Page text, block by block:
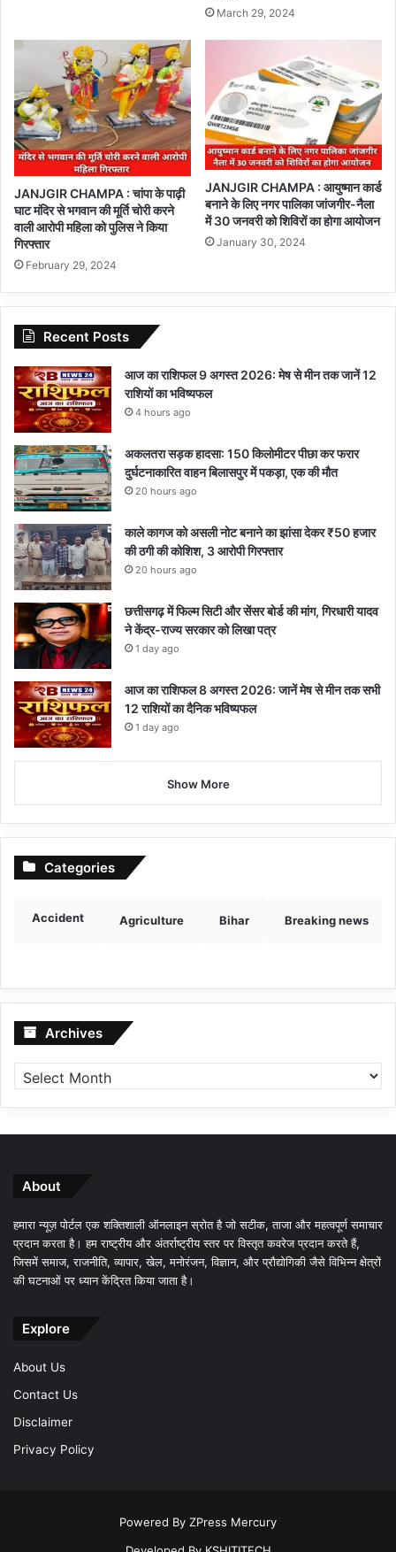
March 29, 2024
JANJGIR CHAMPA : चांपा के पाढ़ी
घाट मंदिर से भगवान की मूर्ति चोरी करने
वाली आरोपी महिला को पुलिस ने किया
गिरफ्तार
February 29, 2024
JANJGIR CHAMPA : आयुष्मान कार्ड
बनाने के लिए नगर पालिका जांजगीर-नैला
में 30 जनवरी को शिविरों का होगा आयोजन
January 30, 2024
Recent Posts
आज का राशिफल 9 अगस्त 2026: मेष से मीन तक जानें 12
राशियों का भविष्यफल
4 hours ago
अकलतरा सड़क हादसा: 150 किलोमीटर पीछा कर फरार
दुर्घटनाकारित वाहन बिलासपुर में पकड़ा, एक की मौत
20 hours ago
काले कागज को असली नोट बनाने का झांसा देकर ₹50 हजार
की ठगी की कोशिश, 3 आरोपी गिरफ्तार
20 hours ago
छत्तीसगढ़ में फिल्म सिटी और सेंसर बोर्ड की मांग, गिरधारी यादव
ने केंद्र-राज्य सरकार को लिखा पत्र
1 day ago
आज का राशिफल 8 अगस्त 2026: जानें मेष से मीन तक सभी
12 राशियों का दैनिक भविष्यफल
1 day ago
Show More
Categories
Accident Agriculture Bihar Breaking news
Archives Archives
About
हमारा न्यूज़ पोर्टल एक शक्तिशाली ऑनलाइन स्रोत है जो सटीक, ताजा और महत्वपूर्ण समाचार
प्रदान करता है। हम राष्ट्रीय और अंतर्राष्ट्रीय स्तर पर विस्तृत कवरेज प्रदान करते हैं,
जिसमें समाज, राजनीति, व्यापार, खेल, मनोरंजन, विज्ञान, और प्रौद्योगिकी जैसे विभिन्न क्षेत्रों
की घटनाओं पर ध्यान केंद्रित किया जाता है।
Explore
About Us
Contact Us
Disclaimer
Privacy Policy
Powered By ZPress Mercury